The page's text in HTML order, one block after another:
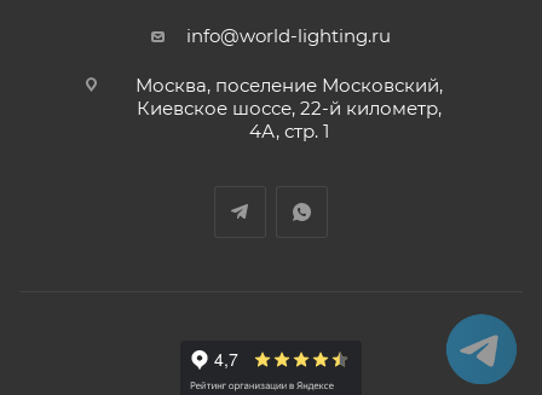
info@world-lighting.ru
Москва, поселение Московский,
Киевское шоссе, 22-й километр,
4А, стр. 1